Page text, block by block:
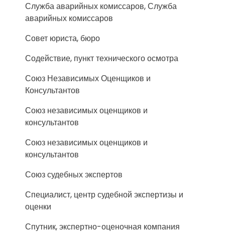
Служба аварийных комиссаров, Служба
аварийных комиссаров
Совет юриста, бюро
Содействие, пункт технического осмотра
Союз Независимых Оценщиков и
Консультантов
Союз независимых оценщиков и
консультантов
Союз независимых оценщиков и
консультантов
Союз судебных экспертов
Специалист, центр судебной экспертизы и
оценки
Спутник, экспертно-оценочная компания